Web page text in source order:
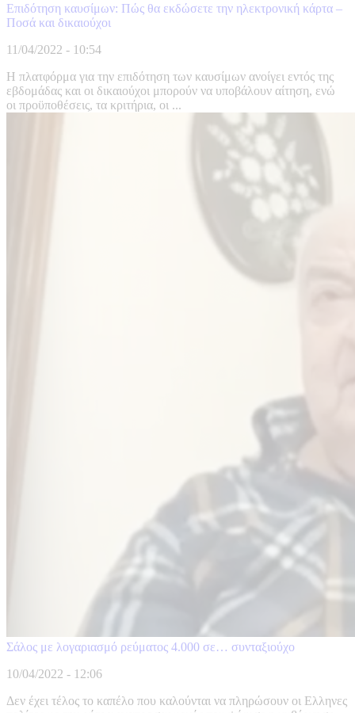
Επιδότηση καυσίμων: Πώς θα εκδώσετε την ηλεκτρονική κάρτα –
Ποσά και δικαιούχοι
11/04/2022 - 10:54
Η πλατφόρμα για την επιδότηση των καυσίμων ανοίγει εντός της
εβδομάδας και οι δικαιούχοι μπορούν να υποβάλουν αίτηση, ενώ
οι προϋποθέσεις, τα κριτήρια, οι ...
Σάλος με λογαριασμό ρεύματος 4.000 σε… συνταξιούχο
10/04/2022 - 12:06
Δεν έχει τέλος το καπέλο που καλούνται να πληρώσουν οι Ελληνες